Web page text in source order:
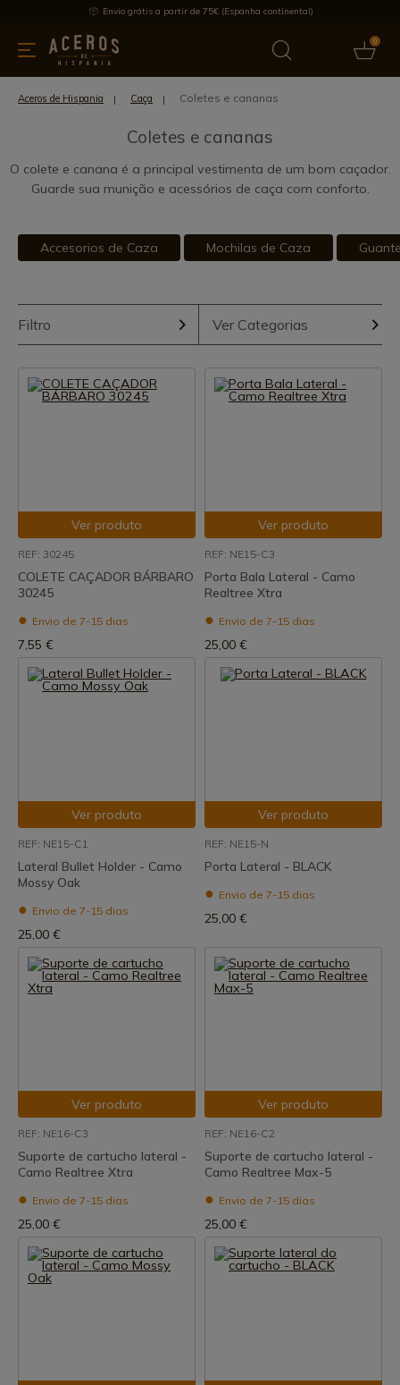
Envio grátis a partir de 75€ (Espanha continental)
0
& Utensílios de cozinha Oferece Últimas notícias
Aceros de Hispania Caça Coletes e cananas
Coletes e cananas
O colete e canana é a principal vestimenta de um bom caçador.
Guarde sua munição e acessórios de caça com conforto.
Accesorios de Caza Mochilas de Caza
Filtro Ver Categorias
Ver produto
REF: 30245
COLETE CAÇADOR BÁRBARO
30245
Envio de 7-15 dias
7,55 €
Ver produto
REF: NE15-C3
Porta Bala Lateral - Camo
Realtree Xtra
Envio de 7-15 dias
25,00 €
Ver produto
REF: NE15-C1
Lateral Bullet Holder - Camo
Mossy Oak
Envio de 7-15 dias
25,00 €
Ver produto
REF: NE15-N
Porta Lateral - BLACK
Envio de 7-15 dias
25,00 €
Ver produto
REF: NE16-C3
Suporte de cartucho lateral -
Camo Realtree Xtra
Envio de 7-15 dias
25,00 €
Ver produto
REF: NE16-C2
Suporte de cartucho lateral -
Camo Realtree Max-5
Envio de 7-15 dias
25,00 €